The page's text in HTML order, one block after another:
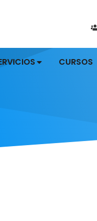
CURSOS